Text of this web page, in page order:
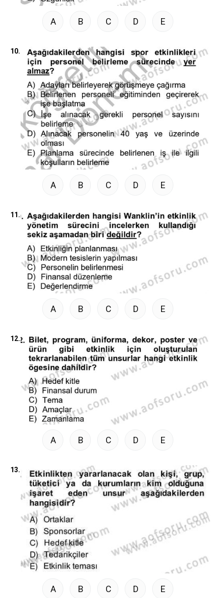
A B C D E
10.
A B C D E
11.
A B C D E
12.
A B C D E
13.
A B C D E